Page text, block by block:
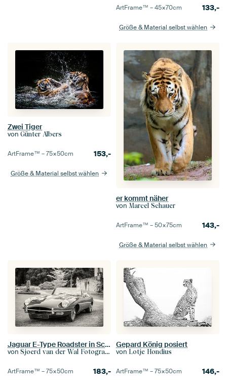
ArtFrame™ –45×70cm 133,-
Größe & Material selbst wählen
Zwei Tiger
von Günter Albers
ArtFrame™ –75×50cm 153,-
Größe & Material selbst wählen
er kommt näher
von Marcel Schauer
ArtFrame™ –50×75cm 143,-
Größe & Material selbst wählen
Jaguar E-Type Roadster in Schwarz und Weiß
von Sjoerd van der Wal Fotografie
ArtFrame™ –75×50cm 183,-
Gepard König posiert
von Lotje Hondius
ArtFrame™ –75×50cm 146,-